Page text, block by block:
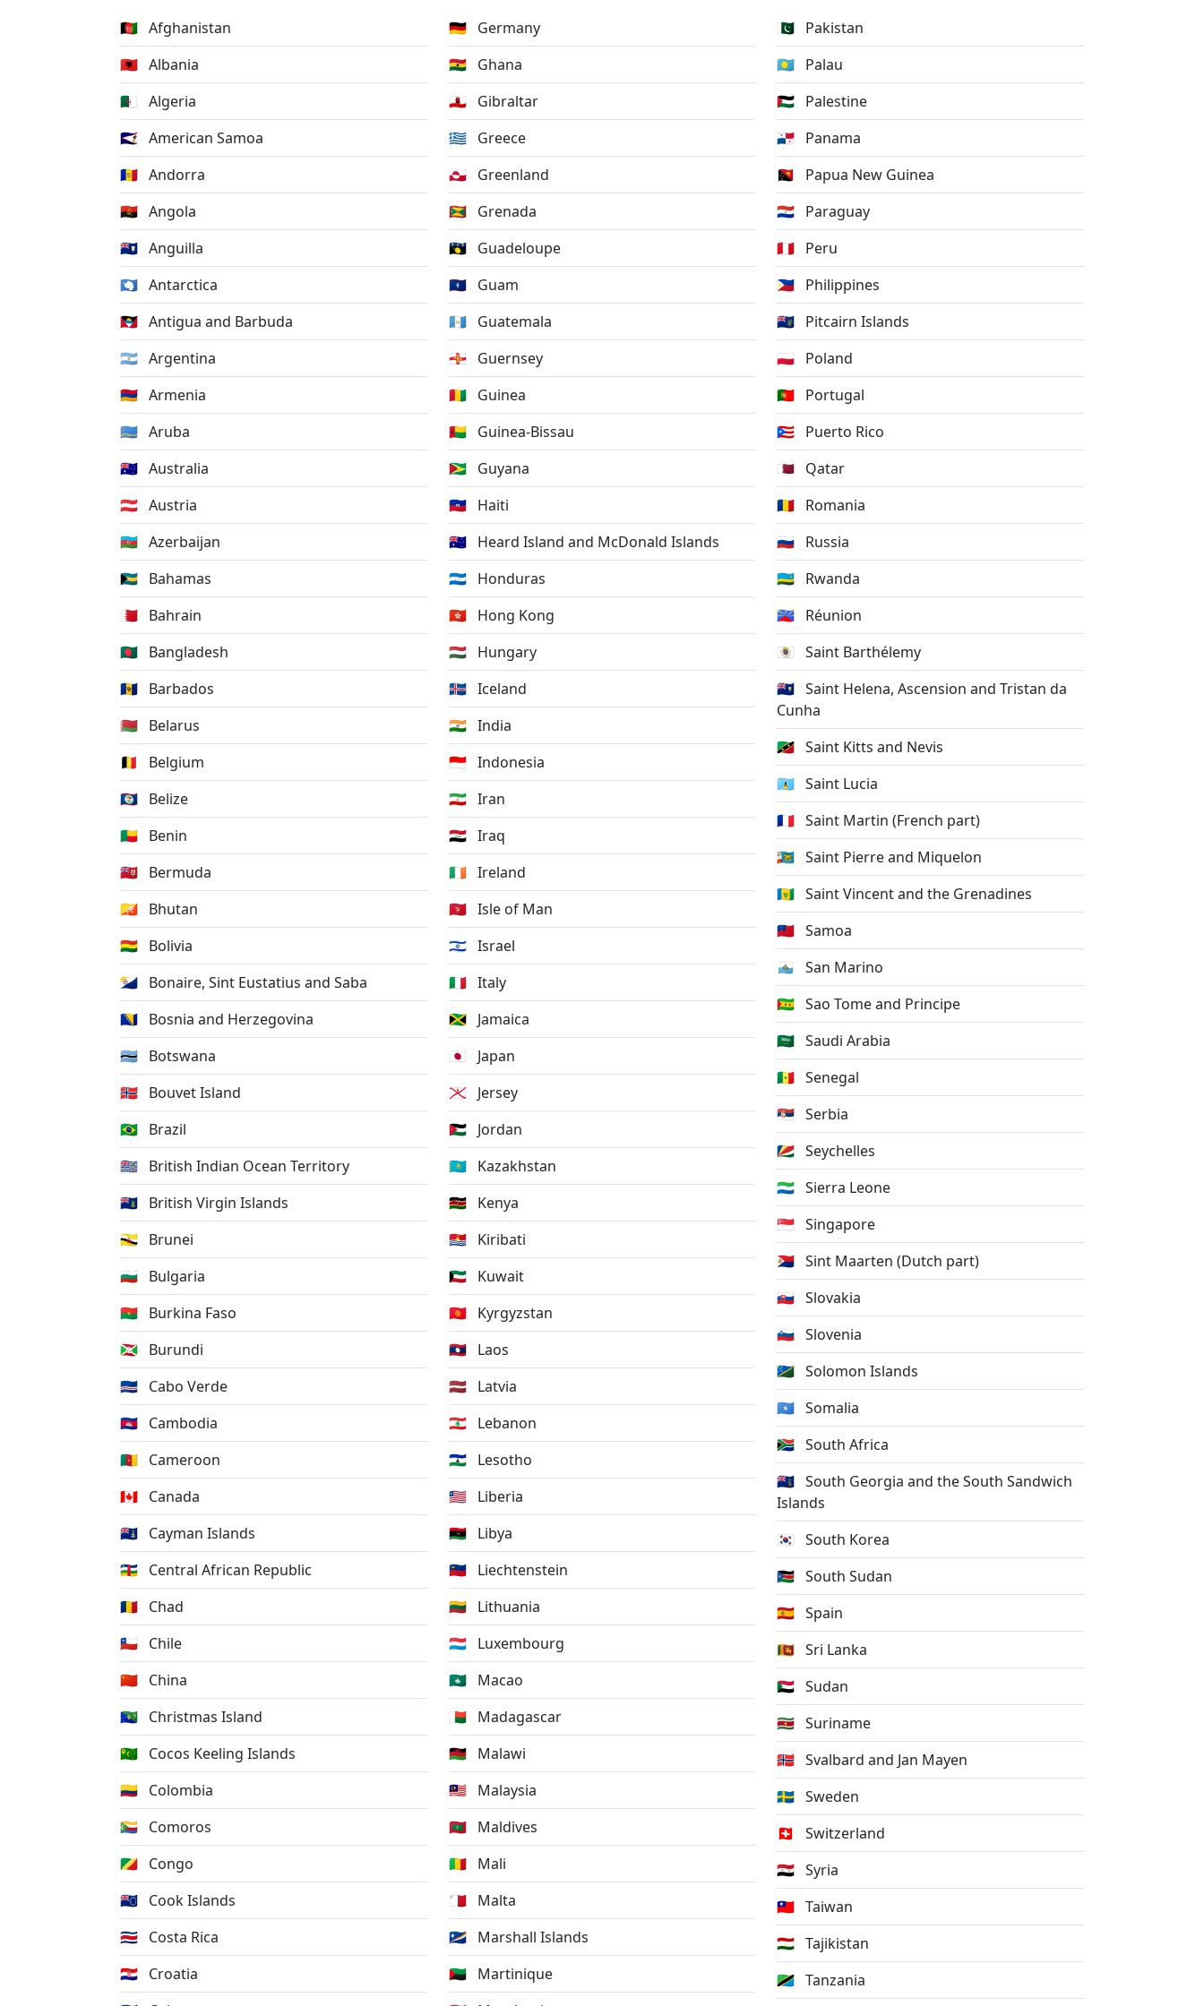
🇦🇫 Afghanistan
🇦🇱 Albania
🇩🇿 Algeria
🇦🇸 American Samoa
🇦🇩 Andorra
🇦🇴 Angola
🇦🇮 Anguilla
🇦🇶 Antarctica
🇦🇬 Antigua and Barbuda
🇦🇷 Argentina
🇦🇲 Armenia
🇦🇼 Aruba
🇦🇺 Australia
🇦🇹 Austria
🇦🇿 Azerbaijan
🇧🇸 Bahamas
🇧🇭 Bahrain
🇧🇩 Bangladesh
🇧🇧 Barbados
🇧🇾 Belarus
🇧🇪
Belgium
🇧🇿 Belize
🇧🇯 Benin
🇧🇲 Bermuda
🇧🇹 Bhutan
🇧🇴 Bolivia
🇧🇶 Bonaire, Sint Eustatius and Saba
🇧🇦 Bosnia and Herzegovina
🇧🇼 Botswana
🇧🇻 Bouvet Island
🇧🇷 Brazil
🇮🇴 British Indian Ocean Territory
🇻🇬 British Virgin Islands
🇧🇳 Brunei
🇧🇬 Bulgaria
🇧🇫 Burkina Faso
🇧🇮 Burundi
🇨🇻 Cabo Verde
🇰🇭 Cambodia
🇨🇲 Cameroon
🇨🇦 Canada
🇰🇾 Cayman Islands
🇨🇫 Central African Republic
🇹🇩 Chad
🇨🇱 Chile
🇨🇳 China
🇨🇽 Christmas Island
🇨🇨 Cocos Keeling Islands
🇨🇴 Colombia
🇰🇲 Comoros
🇨🇬 Congo
🇨🇰 Cook Islands
🇨🇷 Costa Rica
🇭🇷 Croatia
🇩🇪
Germany
🇬🇭
Ghana
🇬🇮
Gibraltar
🇬🇷
Greece
🇬🇱
Greenland
🇬🇩
Grenada
🇬🇵
Guadeloupe
🇬🇺
Guam
🇬🇹
Guatemala
🇬🇬
Guernsey
🇬🇳
Guinea
🇬🇼
Guinea-Bissau
🇬🇾
Guyana
🇭🇹
Haiti
🇭🇲
Heard Island and McDonald Islands
🇭🇳
Honduras
🇭🇰
Hong Kong
🇭🇺
Hungary
🇮🇸 Iceland
🇮🇳 India
🇮🇩 Indonesia
🇮🇷 Iran
🇮🇶 Iraq
🇮🇪 Ireland
🇮🇲 Isle of Man
🇮🇱 Israel
🇮🇹 Italy
🇯🇲
Jamaica
🇯🇵
Japan
🇯🇪
Jersey
🇯🇴
Jordan
🇰🇿
Kazakhstan
🇰🇪
Kenya
🇰🇮
Kiribati
🇰🇼
Kuwait
🇰🇬
Kyrgyzstan
🇱🇦
Laos
🇱🇻
Latvia
🇱🇧
Lebanon
🇱🇸
Lesotho
🇱🇷
Liberia
🇱🇾
Libya
🇱🇮
Liechtenstein
🇱🇹
Lithuania
🇱🇺
Luxembourg
🇲🇴
Macao
🇲🇬
Madagascar
🇲🇼
Malawi
🇲🇾
Malaysia
🇲🇻
Maldives
🇲🇱
Mali
🇲🇹
Malta
🇲🇭
Marshall Islands
🇲🇶
Martinique
🇵🇰 Pakistan
🇵🇼 Palau
🇵🇸 Palestine
🇵🇦 Panama
🇵🇬
Papua New Guinea
🇵🇾 Paraguay
🇵🇪 Peru
🇵🇭 Philippines
🇵🇳 Pitcairn Islands
🇵🇱 Poland
🇵🇹 Portugal
🇵🇷 Puerto Rico
🇶🇦 Qatar
🇷🇴 Romania
🇷🇺 Russia
🇷🇼 Rwanda
🇷🇪 Réunion
🇧🇱 Saint Barthélemy
🇸🇭 Saint Helena, Ascension and Tristan da
Cunha
🇰🇳 Saint Kitts and Nevis
🇱🇨 Saint Lucia
🇲🇫 Saint Martin (French part)
🇵🇲 Saint Pierre and Miquelon
🇻🇨 Saint Vincent and the Grenadines
🇼🇸 Samoa
🇸🇲
San Marino
🇸🇹 Sao Tome and Principe
🇸🇦 Saudi Arabia
🇸🇳 Senegal
🇷🇸 Serbia
🇸🇨 Seychelles
🇸🇱 Sierra Leone
🇸🇬 Singapore
🇸🇽 Sint Maarten (Dutch part)
🇸🇰 Slovakia
🇸🇮 Slovenia
🇸🇧 Solomon Islands
🇸🇴 Somalia
🇿🇦 South Africa
🇬🇸 South Georgia and the South Sandwich
Islands
🇰🇷 South Korea
🇸🇸 South Sudan
🇪🇸 Spain
🇱🇰 Sri Lanka
🇸🇩 Sudan
🇸🇷 Suriname
🇸🇯 Svalbard and Jan Mayen
🇸🇪 Sweden
🇨🇭
Switzerland
🇸🇾 Syria
🇹🇼 Taiwan
🇹🇯 Tajikistan
🇹🇿 Tanzania